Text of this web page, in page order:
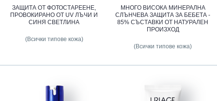
ЗАЩИТА ОТ ФОТОСТАРЕЕНЕ,
ПРОВОКИРАНО ОТ UV ЛЪЧИ И
СИНЯ СВЕТЛИНА
(Всички типове кожа)
МНОГО ВИСОКА МИНЕРАЛНА
СЛЪНЧЕВА ЗАЩИТА ЗА БЕБЕТА -
85% СЪСТАВКИ ОТ НАТУРАЛЕН
ПРОИЗХОД
(Всички типове кожа)